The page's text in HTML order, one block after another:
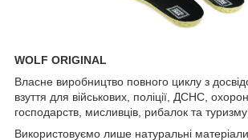
WOLF ORIGINAL
Власне виробництво повного циклу з
взуття для військових, поліції, ДСНС,
господарств, мисливців, рибалок та
Використовуємо лише натуральні матеріали